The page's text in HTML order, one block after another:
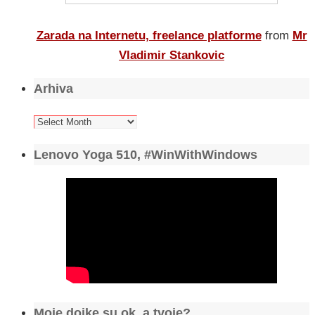
Zarada na Internetu, freelance platforme from Mr
Vladimir Stankovic
Arhiva
Arhiva
Lenovo Yoga 510, #WinWithWindows